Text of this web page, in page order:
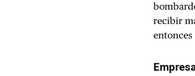
recibir